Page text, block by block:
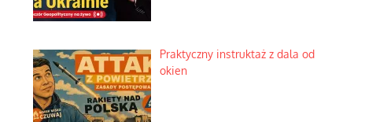
Praktyczny instruktaż z dala od
okien